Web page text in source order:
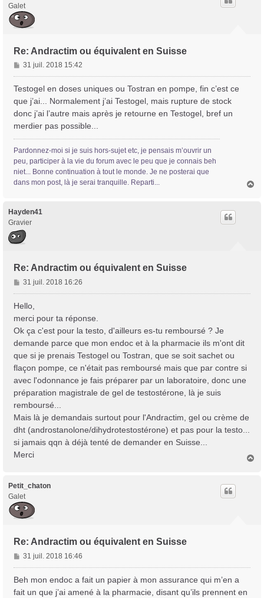
Trans District
Forum d'information sur les transidentités masculines FtM/FtX/Ft*
Galet
Re: Andractim ou équivalent en Suisse
M
e
s
g
e
31 juil. 2018 15:42
Testogel en doses uniques ou Tostran en pompe, fin c’est ce
que j’ai... Normalement j’ai Testogel, mais rupture de stock
donc j’ai l’autre mais après je retourne en Testogel, bref un
merdier pas possible...
Pardonnez-moi si je suis hors-sujet etc, je pensais m’ouvrir un
peu, participer à la vie du forum avec le peu que je connais beh
niet... Bonne continuation à tout le monde. Je ne posterai que
dans mon post, là je serai tranquille. Reparti...
Hayden41
Gravier
Re: Andractim ou équivalent en Suisse
M
e
s
g
e
31 juil. 2018 16:26
Hello,
merci pour ta réponse.
Ok ça c'est pour la testo, d'ailleurs es-tu remboursé ? Je
demande parce que mon endoc et à la pharmacie ils m'ont dit
que si je prenais Testogel ou Tostran, que se soit sachet ou
flaçon pompe, ce n'était pas remboursé mais que par contre si
avec l'odonnance je fais préparer par un laboratoire, donc une
préparation magistrale de gel de testostérone, là je suis
remboursé...
Mais là je demandais surtout pour l'Andractim, gel ou crème de
dht (androstanolone/dihydrotestostérone) et pas pour la testo...
si jamais qqn à déjà tenté de demander en Suisse...
Merci
Petit_chaton
Galet
Re: Andractim ou équivalent en Suisse
M
e
s
s
31 juil. 2018 16:46
Beh mon endoc a fait un papier à mon assurance qui m’en a
fait un que j’ai amené à la pharmacie, disant qu’ils prennent en